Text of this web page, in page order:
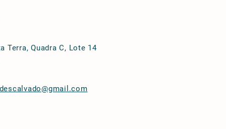
Terra, Quadra C, Lote 14